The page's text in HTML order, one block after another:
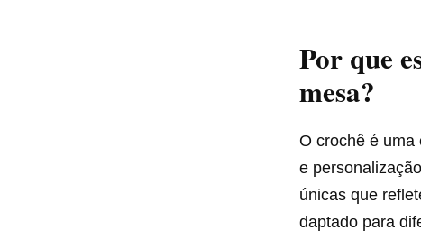
Por que
mesa?
O crochê é uma
e
únicas que
daptado para